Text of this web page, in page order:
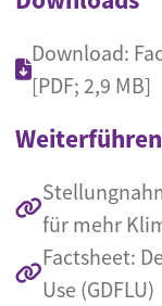
Download:
[PDF; 2,9 MB]
für mehr
Factsheet:
Use (GDFLU)